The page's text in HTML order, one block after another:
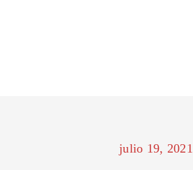
julio 19, 2021